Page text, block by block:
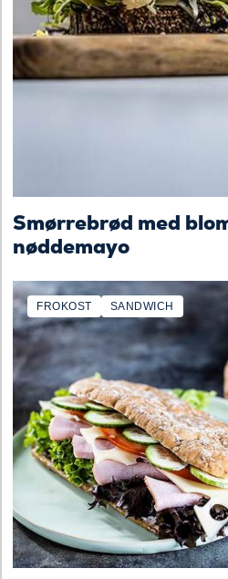
Smørrebrød med
nøddemayo
FROKOST SANDWICH